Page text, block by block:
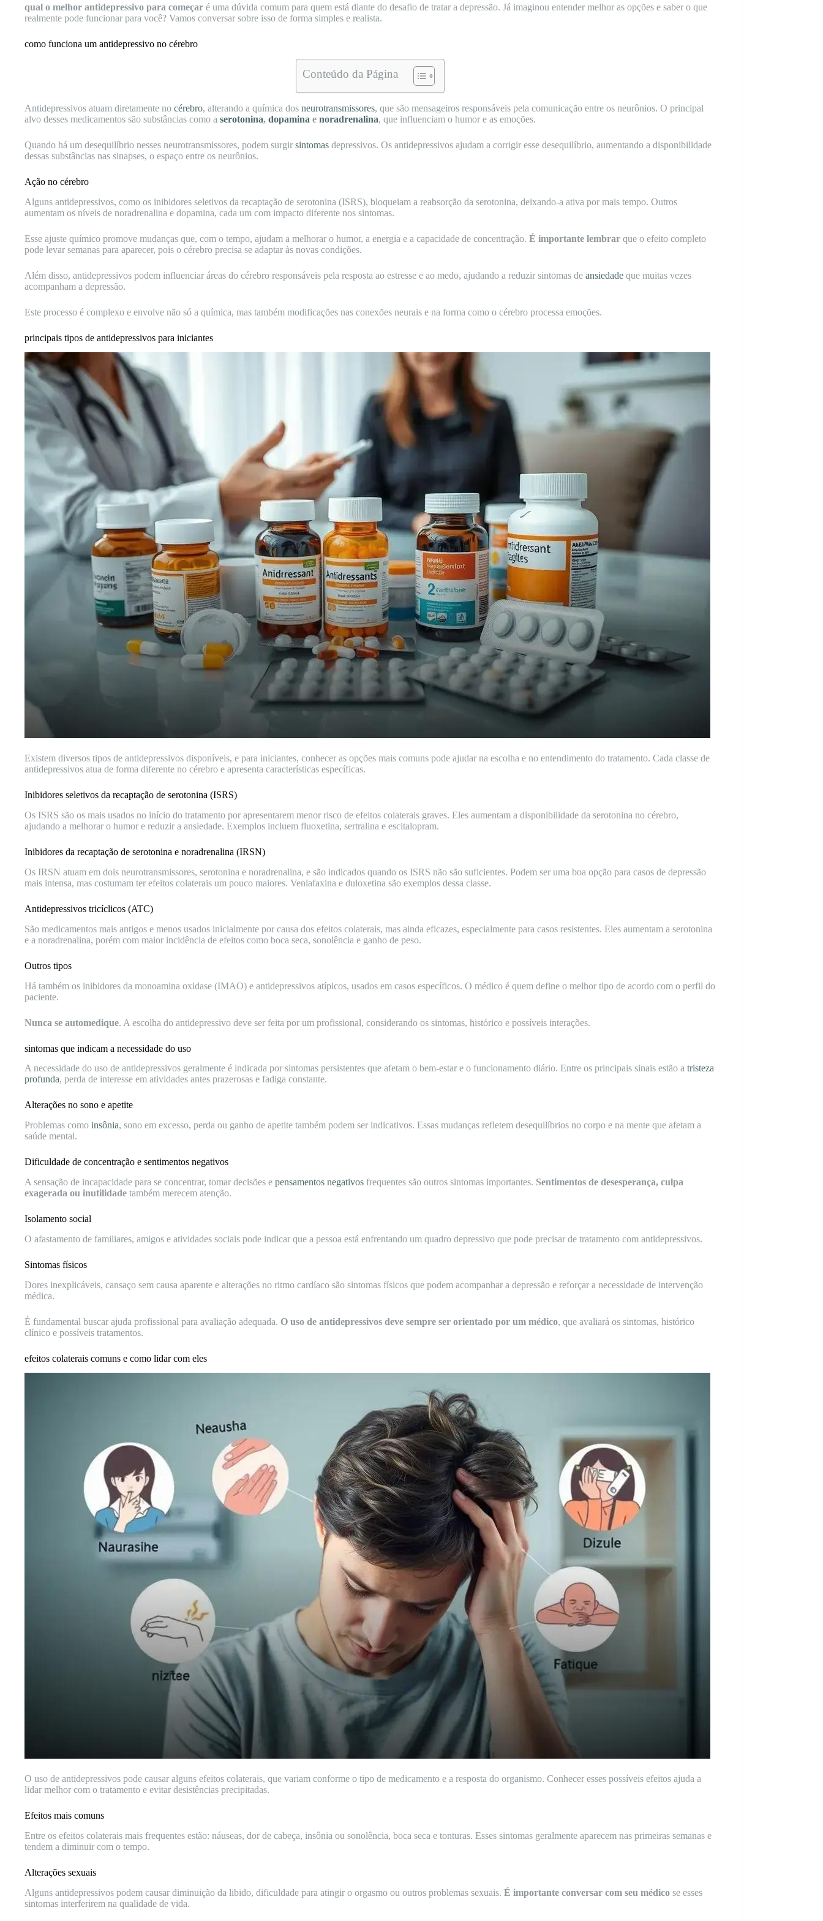
qual o melhor antidepressivo para começar é uma dúvida comum para quem está diante do desafio de tratar a depressão. Já imaginou entender melhor as opções e saber o que
realmente pode funcionar para você? Vamos conversar sobre isso de forma simples e realista.
como funciona um antidepressivo no cérebro
Conteúdo da Página
Antidepressivos atuam diretamente no cérebro, alterando a química dos neurotransmissores, que são mensageiros responsáveis pela comunicação entre os neurônios. O principal
alvo desses medicamentos são substâncias como a serotonina, dopamina e noradrenalina, que influenciam o humor e as emoções.
Quando há um desequilíbrio nesses neurotransmissores, podem surgir sintomas depressivos. Os antidepressivos ajudam a corrigir esse desequilíbrio, aumentando a disponibilidade
dessas substâncias nas sinapses, o espaço entre os neurônios.
Ação no cérebro
Alguns antidepressivos, como os inibidores seletivos da recaptação de serotonina (ISRS), bloqueiam a reabsorção da serotonina, deixando-a ativa por mais tempo. Outros
aumentam os níveis de noradrenalina e dopamina, cada um com impacto diferente nos sintomas.
Esse ajuste químico promove mudanças que, com o tempo, ajudam a melhorar o humor, a energia e a capacidade de concentração. É importante lembrar que o efeito completo
pode levar semanas para aparecer, pois o cérebro precisa se adaptar às novas condições.
Além disso, antidepressivos podem influenciar áreas do cérebro responsáveis pela resposta ao estresse e ao medo, ajudando a reduzir sintomas de ansiedade que muitas vezes
acompanham a depressão.
Este processo é complexo e envolve não só a química, mas também modificações nas conexões neurais e na forma como o cérebro processa emoções.
principais tipos de antidepressivos para iniciantes
Existem diversos tipos de antidepressivos disponíveis, e para iniciantes, conhecer as opções mais comuns pode ajudar na escolha e no entendimento do tratamento. Cada classe de
antidepressivos atua de forma diferente no cérebro e apresenta características específicas.
Inibidores seletivos da recaptação de serotonina (ISRS)
Os ISRS são os mais usados no início do tratamento por apresentarem menor risco de efeitos colaterais graves. Eles aumentam a disponibilidade da serotonina no cérebro,
ajudando a melhorar o humor e reduzir a ansiedade. Exemplos incluem fluoxetina, sertralina e escitalopram.
Inibidores da recaptação de serotonina e noradrenalina (IRSN)
Os IRSN atuam em dois neurotransmissores, serotonina e noradrenalina, e são indicados quando os ISRS não são suficientes. Podem ser uma boa opção para casos de depressão
mais intensa, mas costumam ter efeitos colaterais um pouco maiores. Venlafaxina e duloxetina são exemplos dessa classe.
Antidepressivos tricíclicos (ATC)
São medicamentos mais antigos e menos usados inicialmente por causa dos efeitos colaterais, mas ainda eficazes, especialmente para casos resistentes. Eles aumentam a serotonina
e a noradrenalina, porém com maior incidência de efeitos como boca seca, sonolência e ganho de peso.
Outros tipos
Há também os inibidores da monoamina oxidase (IMAO) e antidepressivos atípicos, usados em casos específicos. O médico é quem define o melhor tipo de acordo com o perfil do
paciente.
Nunca se automedique. A escolha do antidepressivo deve ser feita por um profissional, considerando os sintomas, histórico e possíveis interações.
sintomas que indicam a necessidade do uso
A necessidade do uso de antidepressivos geralmente é indicada por sintomas persistentes que afetam o bem-estar e o funcionamento diário. Entre os principais sinais estão a tristeza
profunda, perda de interesse em atividades antes prazerosas e fadiga constante.
Alterações no sono e apetite
Problemas como insônia, sono em excesso, perda ou ganho de apetite também podem ser indicativos. Essas mudanças refletem desequilíbrios no corpo e na mente que afetam a
saúde mental.
Dificuldade de concentração e sentimentos negativos
A sensação de incapacidade para se concentrar, tomar decisões e pensamentos negativos frequentes são outros sintomas importantes. Sentimentos de desesperança, culpa
exagerada ou inutilidade também merecem atenção.
Isolamento social
O afastamento de familiares, amigos e atividades sociais pode indicar que a pessoa está enfrentando um quadro depressivo que pode precisar de tratamento com antidepressivos.
Sintomas físicos
Dores inexplicáveis, cansaço sem causa aparente e alterações no ritmo cardíaco são sintomas físicos que podem acompanhar a depressão e reforçar a necessidade de intervenção
médica.
É fundamental buscar ajuda profissional para avaliação adequada. O uso de antidepressivos deve sempre ser orientado por um médico, que avaliará os sintomas, histórico
clínico e possíveis tratamentos.
efeitos colaterais comuns e como lidar com eles
O uso de antidepressivos pode causar alguns efeitos colaterais, que variam conforme o tipo de medicamento e a resposta do organismo. Conhecer esses possíveis efeitos ajuda a
lidar melhor com o tratamento e evitar desistências precipitadas.
Efeitos mais comuns
Entre os efeitos colaterais mais frequentes estão: náuseas, dor de cabeça, insônia ou sonolência, boca seca e tonturas. Esses sintomas geralmente aparecem nas primeiras semanas e
tendem a diminuir com o tempo.
Alterações sexuais
Alguns antidepressivos podem causar diminuição da libido, dificuldade para atingir o orgasmo ou outros problemas sexuais. É importante conversar com seu médico se esses
sintomas interferirem na qualidade de vida.